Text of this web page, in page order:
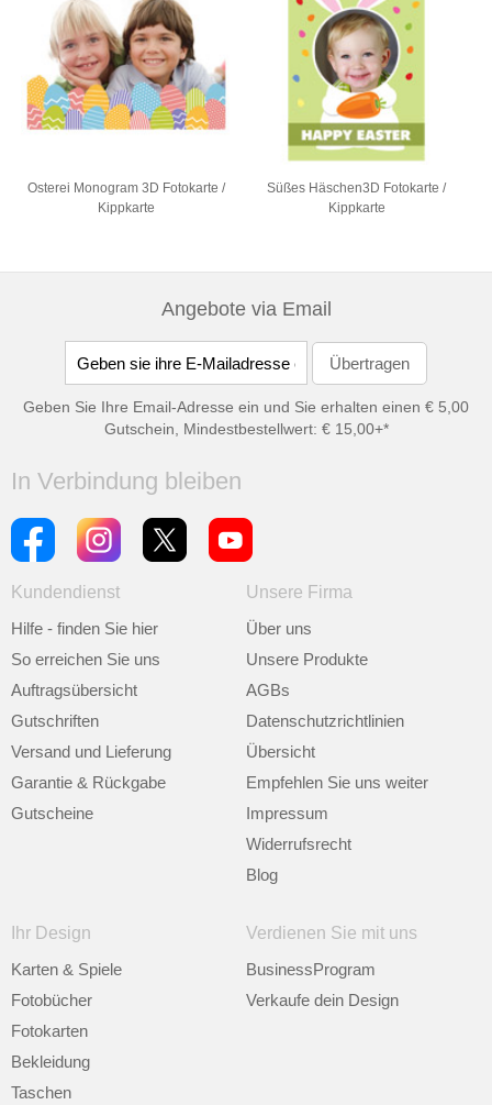
Osterei Monogram 3D Fotokarte /
Kippkarte
Süßes Häschen3D Fotokarte /
Kippkarte
Angebote via Email
Geben Sie Ihre Email-Adresse ein und Sie erhalten einen € 5,00
Gutschein, Mindestbestellwert: € 15,00+*
In Verbindung bleiben
Kundendienst
Hilfe - finden Sie hier
So erreichen Sie uns
Auftragsübersicht
Gutschriften
Versand und Lieferung
Garantie & Rückgabe
Gutscheine
Unsere Firma
Über uns
Unsere Produkte
AGBs
Datenschutzrichtlinien
Übersicht
Empfehlen Sie uns weiter
Impressum
Widerrufsrecht
Blog
Ihr Design
Karten & Spiele
Fotobücher
Fotokarten
Bekleidung
Taschen
Verdienen Sie mit uns
BusinessProgram
Verkaufe dein Design